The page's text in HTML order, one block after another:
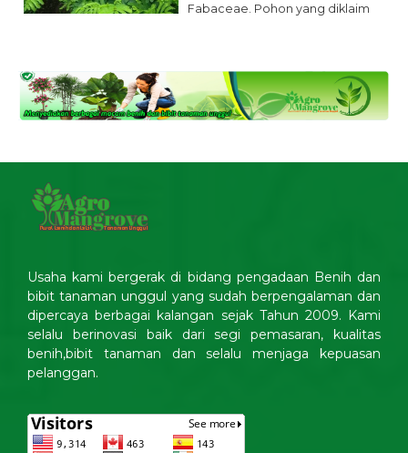
Fabaceae. Pohon yang diklaim
Usaha kami bergerak di bidang pengadaan Benih dan
bibit tanaman unggul yang sudah berpengalaman dan
dipercaya berbagai kalangan sejak Tahun 2009. Kami
selalu berinovasi baik dari segi pemasaran, kualitas
benih,bibit tanaman dan selalu menjaga kepuasan
pelanggan.